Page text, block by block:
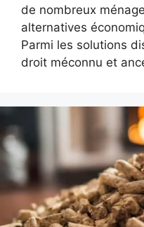
de nombreux
alternatives
Parmi les solutions
droit méconnu et